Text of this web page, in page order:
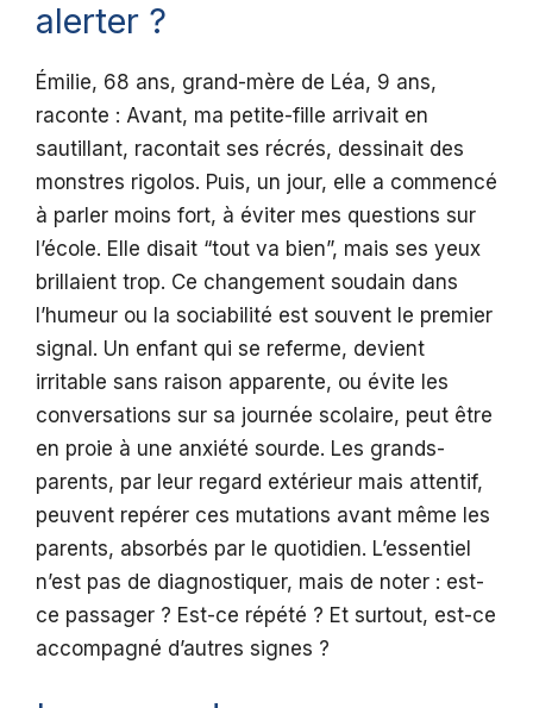
alerter ?
Émilie, 68 ans, grand-mère de Léa, 9 ans,
raconte : Avant, ma petite-fille arrivait en
sautillant, racontait ses récrés, dessinait des
monstres rigolos. Puis, un jour, elle a commencé
à parler moins fort, à éviter mes questions sur
l’école. Elle disait “tout va bien”, mais ses yeux
brillaient trop. Ce changement soudain dans
l’humeur ou la sociabilité est souvent le premier
signal. Un enfant qui se referme, devient
irritable sans raison apparente, ou évite les
conversations sur sa journée scolaire, peut être
en proie à une anxiété sourde. Les grands-
parents, par leur regard extérieur mais attentif,
peuvent repérer ces mutations avant même les
parents, absorbés par le quotidien. L’essentiel
n’est pas de diagnostiquer, mais de noter : est-
ce passager ? Est-ce répété ? Et surtout, est-ce
accompagné d’autres signes ?